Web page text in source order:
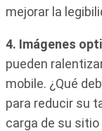
mejorar la
4. Imágenes
pueden
mobile. ¿Qué
para reducir su
carga de su sitio